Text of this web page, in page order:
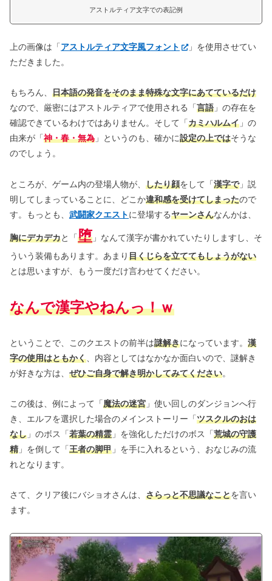
アストルティア文字での表記例
上の画像は「アストルティア文字風フォント
」を使用させてい
ただきました。
もちろん、 日本語の発音をそのまま特殊な文字にあてているだけ
なので、厳密にはアストルティアで使用される「言語 」の存在を
確認できているわけではありません。そして「カミハルムイ 」の
由来が「神・春・無為 」というのも、確かに設定の上ではそうな
のでしょう。
ところが、ゲーム内の登場人物が、 したり顔をして「漢字で」説
明してしまっていることに、どこか違和感を受けてしまったので
す。もっとも、 武闘家クエストに登場するヤーンさんなんかは、
胸にデカデカと「堕 」なんて漢字が書かれていたりしますし、そ
ういう装備もあります。あまり目くじらを立ててもしょうがない
とは思いますが、もう一度だけ言わせてください。
なんで漢字やねんっ！ｗ
ということで、このクエストの前半は謎解きになっています。 漢
字の使用はともかく 、内容としてはなかなか面白いので、謎解き
が好きな方は、 ぜひご自身で解き明かしてみてください。
この後は、例によって「魔法の迷宮 」使い回しのダンジョンへ行
き、エルフを選択した場合のメインストーリー「ツスクルのおは
なし 」のボス「若葉の精霊 」を強化しただけのボス「荒城の守護
精 」を倒して「王者の脚甲 」を手に入れるという、おなじみの流
れとなります。
さて、クリア後にバショオさんは、 さらっと不思議なことを言い
ます。